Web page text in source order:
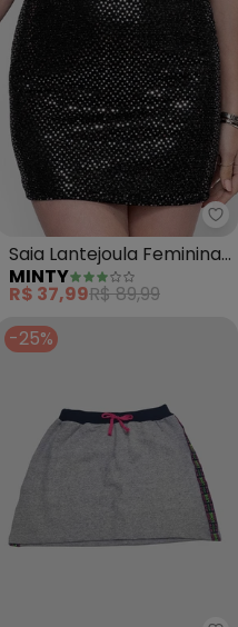
- Saia Juvenil Curta em
Saia Lantejoula Feminina
(Preto)
MINTY
R$ 37,99R$ 89,99
-25%